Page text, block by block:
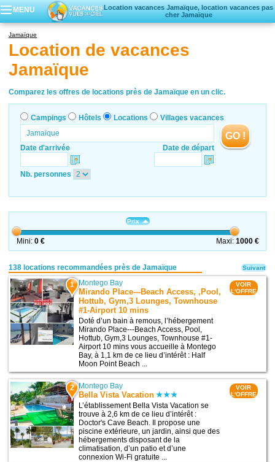
MENU
Location vacances Jamaïque, location vacances pas
cher Jamaïque
Locations vacances
Jamaïque
Location de vacances
Jamaïque
Comparez les offres de locations près de Jamaïque en un clic.
Campings Hôtels Locations Villages vacances
Date d'arrivée Date de départ
GO !
Nb. personnes
Prix
Mini: 0 € Maxi: 1000 €
138 locations recommandées près de Jamaïque
1 Montego Bay
Mirando Place---Beach Access, ,Pool,
Hottub, Gym,3 Lounges, Townhouse
#1-Airport 10 mins
Doté d’un bain à remous, l’hébergement
Mirando Place---Beach Access, Pool,
Hottub, Gym,3 Lounges, Townhouse #1-
Airport 10 mins vous accueille à Montego
Bay, à 1,1 km de ce lieu d’intérêt : Half
Moon Point Beach ...
VOIR
L'OFFRE
2 Montego Bay
Bella Vista Vacation
L’établissement Bella Vista Vacation se
trouve à 2,6 km de ce lieu d’intérêt :
Doctor's Cave Beach. Il propose une
piscine extérieure, un jardin, ainsi que des
hébergements disposant de la
climatisation, d’un patio et d’une
connexion Wi-Fi gratuite ...
VOIR
L'OFFRE
Suivant